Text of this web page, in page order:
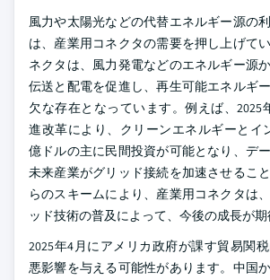
風力や太陽光などの代替エネルギー源の
は、産業用コネクタの需要を押し上げて
ネクタは、風力発電などのエネルギー源
伝送と配電を促進し、再生可能エネルギ
欠な存在となっています。例えば、2025
進改革により、クリーンエネルギーとイ
億ドルの主に民間投資が可能となり、デ
未来産業がグリッド接続を加速させるこ
らのスキームにより、産業用コネクタは
ッド技術の普及によって、今後の成長が期
2025年4月にアメリカ政府が課す貿易関
悪影響を与える可能性があります。中国